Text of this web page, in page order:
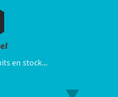
en stock...